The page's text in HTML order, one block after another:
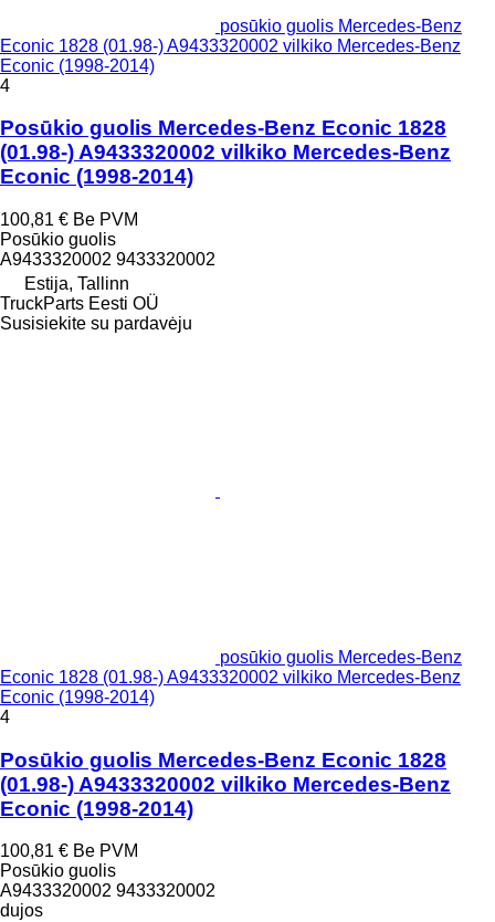
posūkio guolis Mercedes-Benz
Econic 1828 (01.98-) A9433320002 vilkiko Mercedes-Benz
Econic (1998-2014)
4
Posūkio guolis Mercedes-Benz Econic 1828
(01.98-) A9433320002 vilkiko Mercedes-Benz
Econic (1998-2014)
100,81 € Be PVM
Posūkio guolis
A9433320002 9433320002
Estija, Tallinn
TruckParts Eesti OÜ
Susisiekite su pardavėju
posūkio guolis Mercedes-Benz
Econic 1828 (01.98-) A9433320002 vilkiko Mercedes-Benz
Econic (1998-2014)
4
Posūkio guolis Mercedes-Benz Econic 1828
(01.98-) A9433320002 vilkiko Mercedes-Benz
Econic (1998-2014)
100,81 € Be PVM
Posūkio guolis
A9433320002 9433320002
dujos